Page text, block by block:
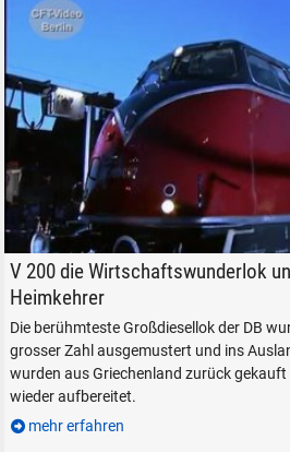
Die V 200 der Deutschen Bundesbahn
V 200 die Wirtschaftswunderlok
Heimkehrer
Die berühmteste Großdiesellok der DB
grosser Zahl ausgemustert und ins
wurden aus Griechenland zurück
wieder aufbereitet.
mehr erfahren